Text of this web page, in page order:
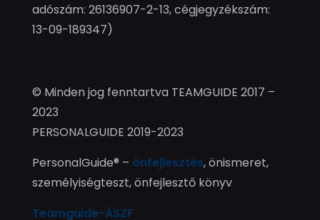
adószám: 26136907-2-13, cégjegyzékszám:
13-09-189347)
© Minden jog fenntartva TEAMGUIDE 2017 –
2023
PERSONALGUIDE 2019-2023
PersonalGuide® – önfejlesztés, önismeret,
személyiségteszt, önfejlesztő könyv
Teamguide-ÁSZF